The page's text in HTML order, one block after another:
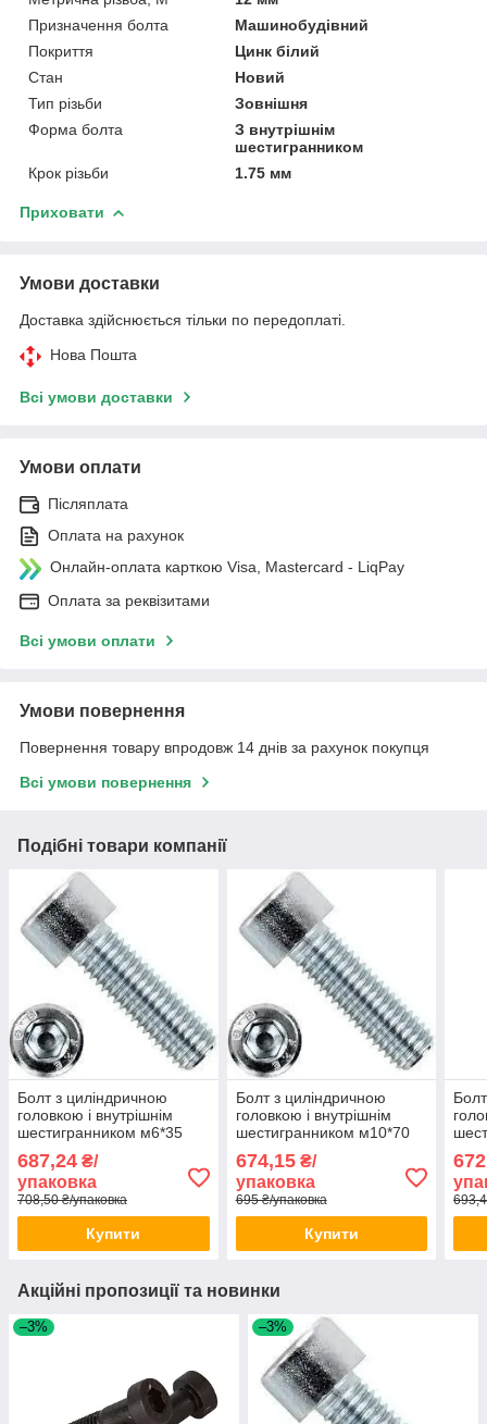
Призначення болта
Машинобудівний
Покриття
Цинк білий
Стан
Новий
Тип різьби
Зовнішня
Форма болта
З внутрішнім
шестигранником
Крок різьби
1.75 мм
Приховати
Умови доставки
Доставка здійснюється тільки по передоплаті.
Нова Пошта
Всі умови доставки
Умови оплати
Післяплата
Оплата на рахунок
Онлайн-оплата карткою Visa, Mastercard - LiqPay
Оплата за реквізитами
Всі умови оплати
Умови повернення
Повернення товару впродовж 14 днів за рахунок покупця
Всі умови повернення
Подібні товари компанії
Болт з циліндричною
головкою і внутрішнім
шестигранником м6*35
687,24 ₴/
упаковка
708,50 ₴/упаковка
Купити
Болт з циліндричною
головкою і внутрішнім
шестигранником м10*70
674,15₴/
упаковка
695 ₴/упаковка
Купити
Акційні пропозиції та новинки
–3% –3%